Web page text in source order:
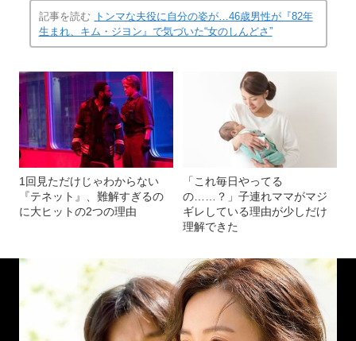
記事を読む
トンマな夫役に自分の姿が…46歳男性が『82年
生まれ、キム・ジヨン』で気づいた“女のしんどさ”
1回見ただけじゃわからない
『テネット』、難解すぎるの
に大ヒットの2つの理由
「これ毎日やってる
の……？」子連れママがマジ
ギレしている理由が少しだけ
理解できた